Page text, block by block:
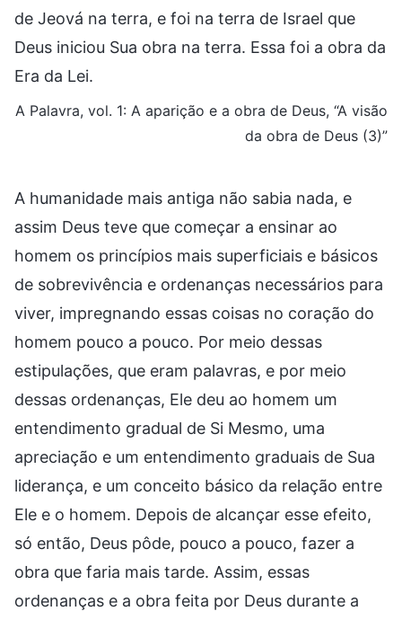
de Jeová na terra, e foi na terra de Israel que
Deus iniciou Sua obra na terra. Essa foi a obra da
Era da Lei.
A Palavra, vol. 1: A aparição e a obra de Deus, “A visão
da obra de Deus (3)”
A humanidade mais antiga não sabia nada, e
assim Deus teve que começar a ensinar ao
homem os princípios mais superficiais e básicos
de sobrevivência e ordenanças necessários para
viver, impregnando essas coisas no coração do
homem pouco a pouco. Por meio dessas
estipulações, que eram palavras, e por meio
dessas ordenanças, Ele deu ao homem um
entendimento gradual de Si Mesmo, uma
apreciação e um entendimento graduais de Sua
liderança, e um conceito básico da relação entre
Ele e o homem. Depois de alcançar esse efeito,
só então, Deus pôde, pouco a pouco, fazer a
obra que faria mais tarde. Assim, essas
ordenanças e a obra feita por Deus durante a